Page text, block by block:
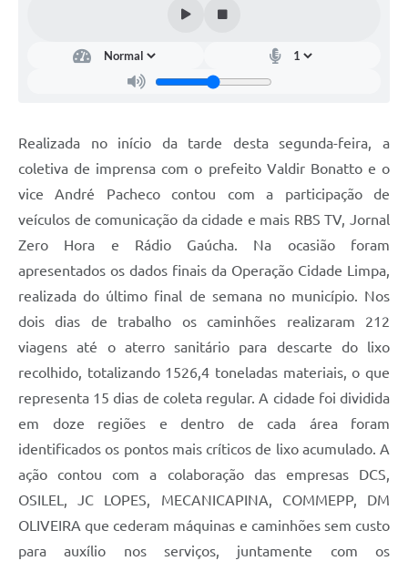
Realizada no início da tarde desta segunda-feira, a
coletiva de imprensa com o prefeito Valdir Bonatto e o
vice André Pacheco contou com a participação de
veículos de comunicação da cidade e mais RBS TV, Jornal
Zero Hora e Rádio Gaúcha. Na ocasião foram
apresentados os dados finais da Operação Cidade Limpa,
realizada do último final de semana no município. Nos
dois dias de trabalho os caminhões realizaram 212
viagens até o aterro sanitário para descarte do lixo
recolhido, totalizando 1526,4 toneladas materiais, o que
representa 15 dias de coleta regular. A cidade foi dividida
em doze regiões e dentro de cada área foram
identificados os pontos mais críticos de lixo acumulado. A
ação contou com a colaboração das empresas DCS,
OSILEL, JC LOPES, MECANICAPINA, COMMEPP, DM
OLIVEIRA que cederam máquinas e caminhões sem custo
para auxílio nos serviços, juntamente com os